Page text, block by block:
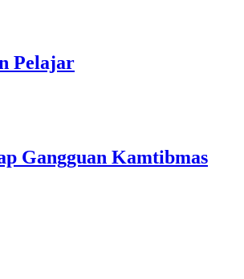
Pelajar
Gangguan Kamtibmas